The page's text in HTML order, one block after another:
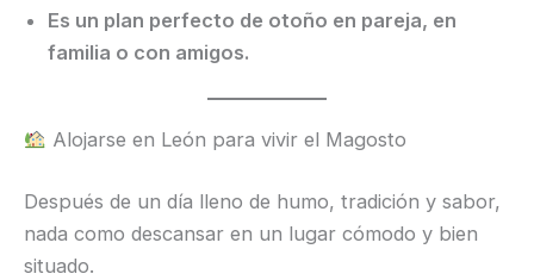
Es un plan perfecto de otoño en pareja, en
familia o con amigos.
Alojarse en León para vivir el Magosto
Después de un día lleno de humo, tradición y sabor,
nada como descansar en un lugar cómodo y bien
situado.